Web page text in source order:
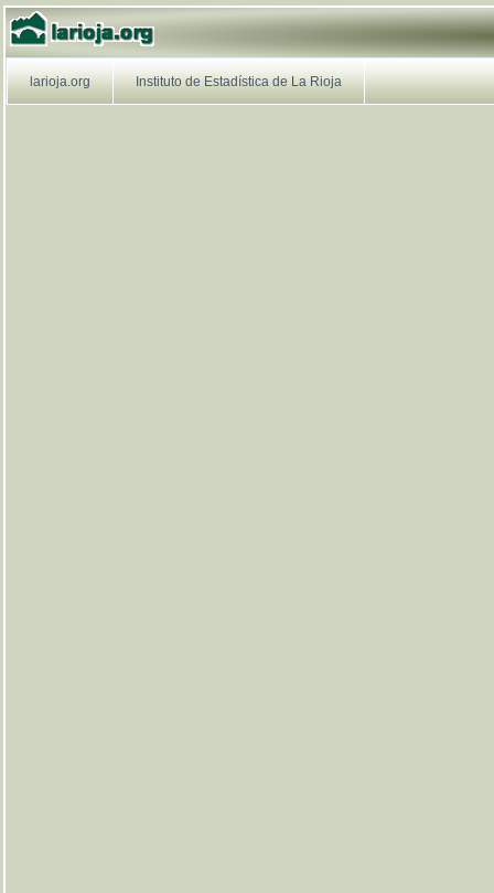
larioja.org
larioja.org
Navegación
larioja.org Instituto de Estadística de La Rioja